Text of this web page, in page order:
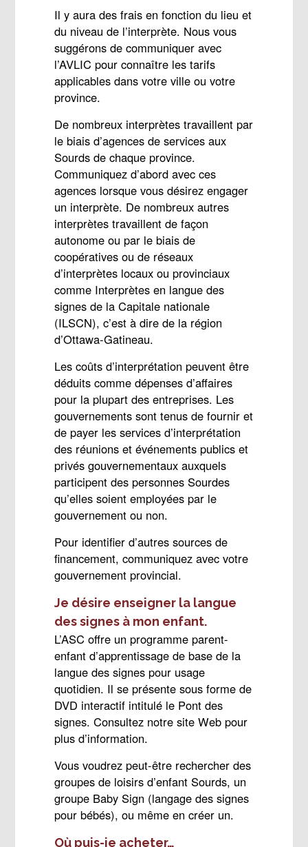
Il y aura des frais en fonction du lieu et
du niveau de l’interprète. Nous vous
suggérons de communiquer avec
l’AVLIC pour connaître les tarifs
applicables dans votre ville ou votre
province.
De nombreux interprètes travaillent par
le biais d’agences de services aux
Sourds de chaque province.
Communiquez d’abord avec ces
agences lorsque vous désirez engager
un interprète. De nombreux autres
interprètes travaillent de façon
autonome ou par le biais de
coopératives ou de réseaux
d’interprètes locaux ou provinciaux
comme Interprètes en langue des
signes de la Capitale nationale
(ILSCN), c’est à dire de la région
d’Ottawa-Gatineau.
Les coûts d’interprétation peuvent être
déduits comme dépenses d’affaires
pour la plupart des entreprises. Les
gouvernements sont tenus de fournir et
de payer les services d’interprétation
des réunions et événements publics et
privés gouvernementaux auxquels
participent des personnes Sourdes
qu’elles soient employées par le
gouvernement ou non.
Pour identifier d’autres sources de
financement, communiquez avec votre
gouvernement provincial.
Je désire enseigner la langue
des signes à mon enfant.
L’ASC offre un programme parent-
enfant d’apprentissage de base de la
langue des signes pour usage
quotidien. Il se présente sous forme de
DVD interactif intitulé le Pont des
signes. Consultez notre site Web pour
plus d’information.
Vous voudrez peut-être rechercher des
groupes de loisirs d’enfant Sourds, un
groupe Baby Sign (langage des signes
pour bébés), ou même en créer un.
Où puis-je acheter…